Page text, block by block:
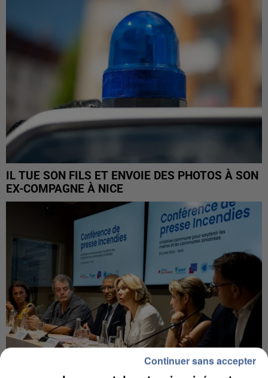
IL TUE SON FILS ET ENVOIE DES PHOTOS À SON
EX-COMPAGNE À NICE
Continuer sans accepter